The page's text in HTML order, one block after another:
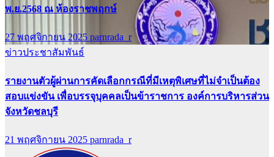
พ.ย.2568 ณ ห้องราชพฤกษ์
27 พฤศจิกายน 2025 parnrada_r
ข่าวประชาสัมพันธ์
รายงานตัวผู้ผ่านการคัดเลือกกรณีที่มีเหตุพิเศษที่ไม่จำเป็นต้อง
สอบแข่งขัน เพื่อบรรจุบุคคลเป็นข้าราชการ องค์การบริหารส่วน
จังหวัดชลบุรี
21 พฤศจิกายน 2025 parnrada_r